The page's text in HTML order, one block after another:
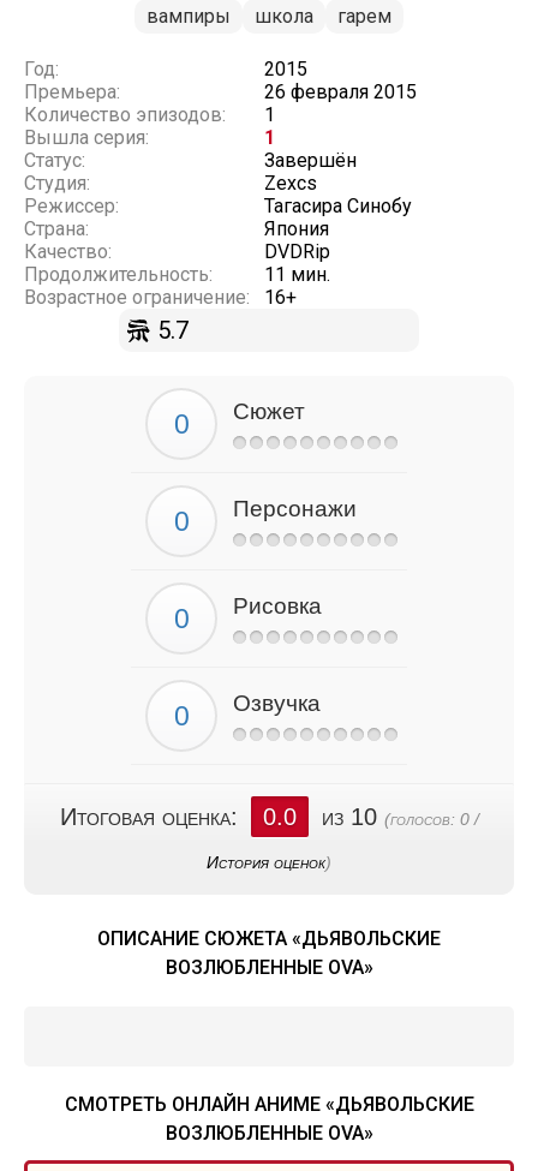
вампиры
школа гарем
Год:
2015
Премьера:
26 февраля 2015
Количество эпизодов:
1
Вышла серия:
1
Статус:
Завершён
Студия:
Zexcs
Режиссер:
Тагасира Синобу
Страна:
Япония
Качество:
DVDRip
Продолжительность:
11 мин.
Возрастное ограничение:
16+
5.7
Сюжет
Персонажи
Рисовка
Озвучка
Итоговая оценка: 0.0 из 10 (голосов: 0/
История оценок)
ОПИСАНИЕ СЮЖЕТА «ДЬЯВОЛЬСКИЕ
ВОЗЛЮБЛЕННЫЕ OVA»
СМОТРЕТЬ ОНЛАЙН АНИМЕ «ДЬЯВОЛЬСКИЕ
ВОЗЛЮБЛЕННЫЕ OVA»